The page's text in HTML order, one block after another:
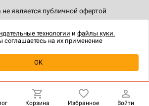
Купить
является публичной офертой
Корзина Избранное Войти
технологии и файлы куки.
соглашаетесь на их применение
OK